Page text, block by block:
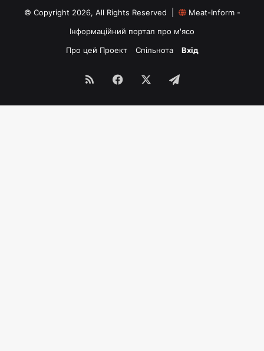
© Copyright 2026, All Rights Reserved |
Meat-Inform -
Інформаційний портал про м'ясо
Про цей Проект
Спільнота Вхід
RSS Facebook